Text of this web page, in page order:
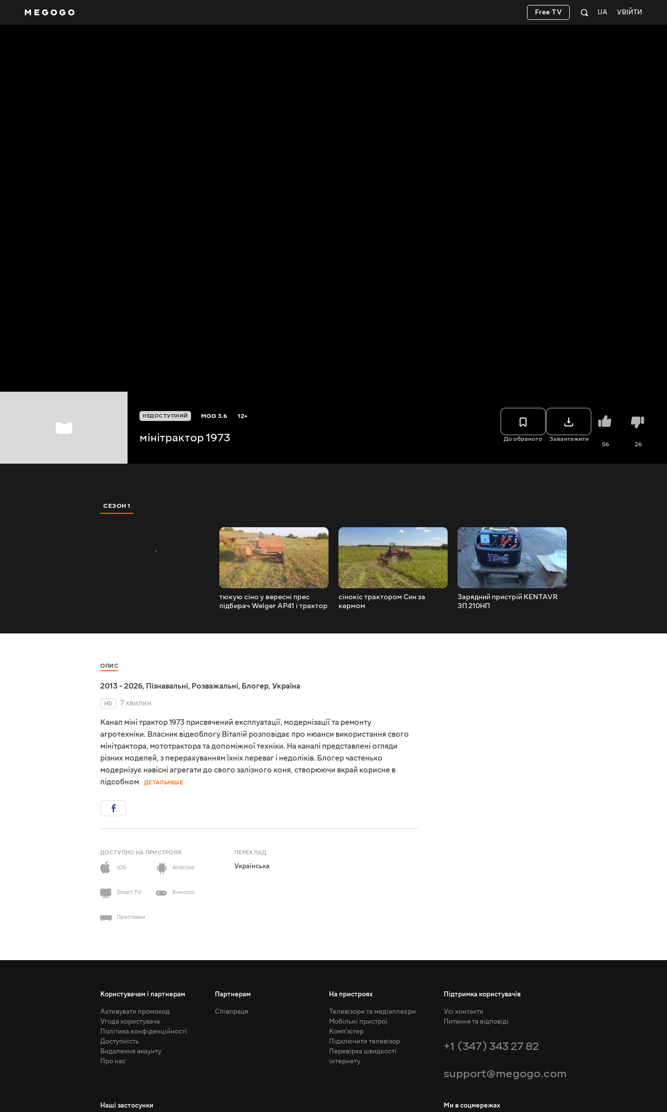
УВІЙТИ
UA
Free TV
НЕДОСТУПНИЙ MGG3.6 12+
мінітрактор 1973 До обраного Завантажити
56 26
СЕЗОН 1
тюкую сіно у вересні прес
підбирач Welger AP41 і трактор
сінокіс трактором Син за
кермом
Зарядний пристрій KENTAVR
ЗП 210НП
ОПИС
2013 - 2026, Пізнавальні, Розважальні, Блогер, Україна
HD
7 хвилин
Канал міні трактор 1973 присвячений експлуатації, модернізації та ремонту
агротехніки. Власник відеоблогу Віталій розповідає про нюанси використання свого
мінітрактора, мототрактора та допоміжної техніки. На каналі представлені огляди
різних моделей, з перерахуванням їхніх переваг і недоліків. Блогер частенько
модернізує навісні агрегати до свого залізного коня, створюючи вкрай корисне в
підсобном
ДЕТАЛЬНІШЕ
ДОСТУПНО НА ПРИСТРОЯХ
iOS
Android
Smart TV Консолі
Приставки
ПЕРЕКЛАД
Українська
Користувачам і партнерам
Активувати промокод
Угода користувача
Політика конфіденційності
Доступність
Видалення акаунту
Про нас
Партнерам
Співпраця
На пристроях
Телевізори та медіаплеєри
Мобільні пристрої
Комп'ютер
Підключити телевізор
Перевірка швидкості
інтернету
Підтримка користувачів
Усі контакти
Питання та відповіді
+1 (347) 343 27 82
support@megogo.com
Наші застосунки Ми в соцмережах